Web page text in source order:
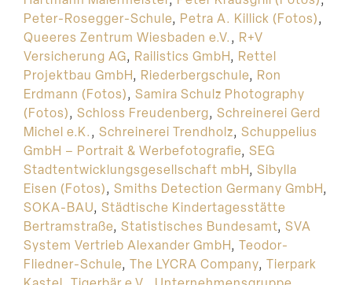
Peter-Rosegger-Schule, Petra A. Killick (Fotos),
Queeres Zentrum Wiesbaden e.V., R+V
Versicherung AG, Railistics GmbH, Rettel
Projektbau GmbH, Riederbergschule, Ron
Erdmann (Fotos), Samira Schulz Photography
(Fotos), Schloss Freudenberg, Schreinerei Gerd
Michel e.K., Schreinerei Trendholz, Schuppelius
GmbH – Portrait & Werbefotografie, SEG
Stadtentwicklungsgesellschaft mbH, Sibylla
Eisen (Fotos), Smiths Detection Germany GmbH,
SOKA-BAU, Städtische Kindertagesstätte
Bertramstraße, Statistisches Bundesamt, SVA
System Vertrieb Alexander GmbH, Teodor-
Fliedner-Schule, The LYCRA Company, Tierpark